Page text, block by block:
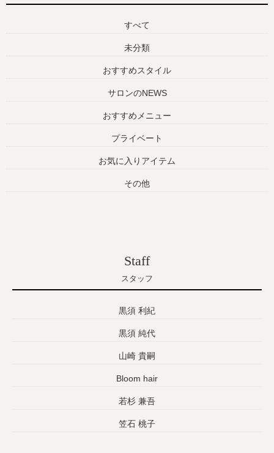
すべて
未分類
おすすめスタイル
サロンのNEWS
おすすめメニュー
プライベート
お気に入りアイテム
その他
Staff
スタッフ
黒須 利紀
黒須 純代
山崎 貴嗣
Bloom hair
若杉 兼吾
笠石 桃子